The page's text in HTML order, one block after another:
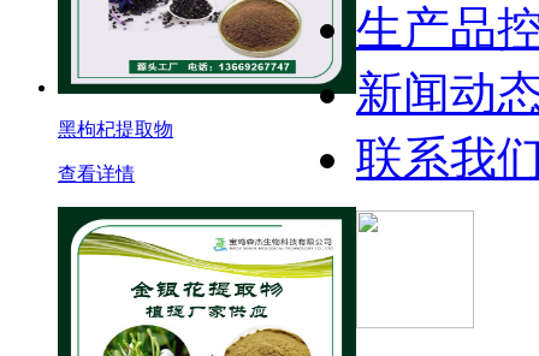
黑枸杞提取物
查看详情
生产品
新闻动
联系我